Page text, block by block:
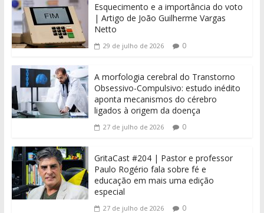
Esquecimento e a importância do voto
| Artigo de João Guilherme Vargas
Netto
29 de julho de 2026 0
A morfologia cerebral do Transtorno
Obsessivo-Compulsivo: estudo inédito
aponta mecanismos do cérebro
ligados à origem da doença
27 de julho de 2026 0
GritaCast #204 | Pastor e professor
Paulo Rogério fala sobre fé e
educação em mais uma edição
especial
27 de julho de 2026 0